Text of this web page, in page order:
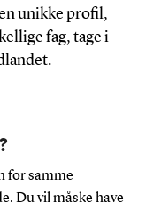
unikke profil,
fag, tage i
for samme
Du vil måske have